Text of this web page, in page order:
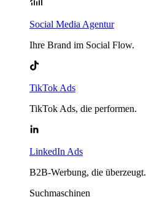
Social Media Agentur
Ihre Brand im Social Flow.
TikTok Ads
TikTok Ads, die performen.
LinkedIn Ads
B2B-Werbung, die überzeugt.
Suchmaschinen